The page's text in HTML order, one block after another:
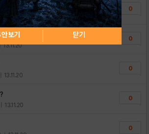
| 13.11.20
0
13.11.20
0
| 13.11.20
0
| 13.11.20
0
0
보기 닫기